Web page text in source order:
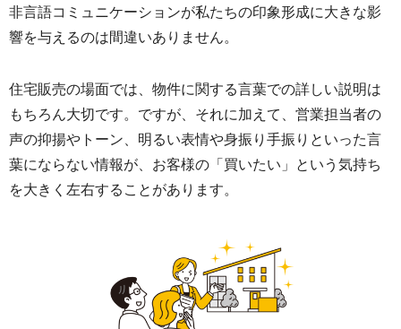
非言語コミュニケーションが私たちの印象形成に大きな影
響を与えるのは間違いありません。
住宅販売の場面では、物件に関する言葉での詳しい説明は
もちろん大切です。ですが、それに加えて、営業担当者の
声の抑揚やトーン、明るい表情や身振り手振りといった言
葉にならない情報が、お客様の「買いたい」という気持ち
を大きく左右することがあります。